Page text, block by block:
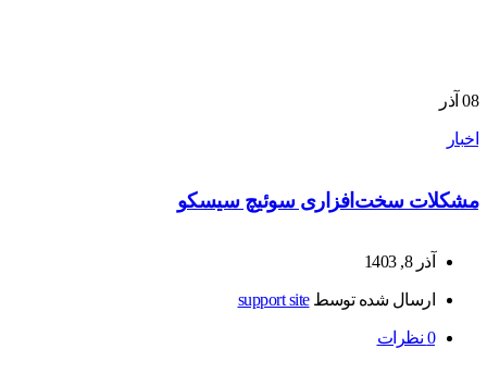
08 آذر
اخبار
مشکلات سخت‌افزاری سوئیچ سیسکو
آذر 8, 1403
ارسال شده توسطsupport site
0 نظرات